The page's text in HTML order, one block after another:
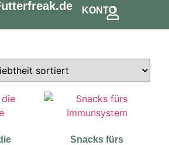
KONTO
Snacks fürs